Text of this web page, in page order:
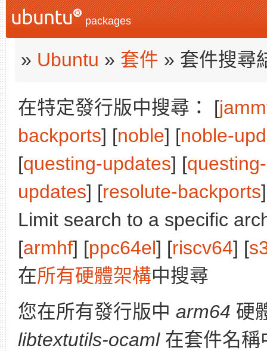
packages
» Ubuntu » 套件 » 套件搜尋
在特定發行版中搜尋： [
backports] [noble] [noble-
[questing-updates] [
updates] [resolute-backports
Limit search to a specific
[armhf] [ppc64el] [riscv64] [
在所有硬體架構中搜尋
您在所有發行版中 arm64 硬
libtextutils-ocaml在套件名稱